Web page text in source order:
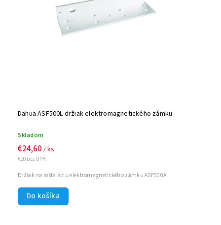
Dahua ASF500L držiak elektromagnetického zámku
Skladom
€20 bez DPH
€24,60 / ks
Do košíka
Držiak na inštaláciu elektromagnetického zámku ASF500A